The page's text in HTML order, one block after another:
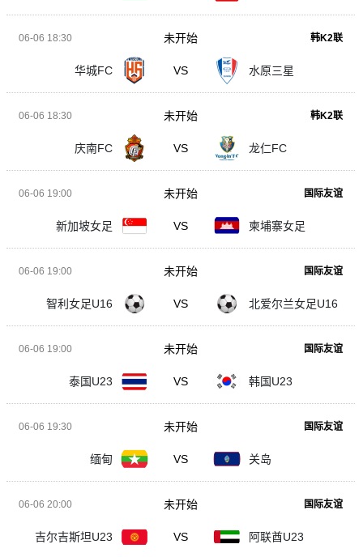
06-06 18:30 韩K2联
华城FC VS 水原三星
未开始
06-06 18:30 韩K2联
庆南FC VS 龙仁FC
未开始
06-06 19:00 国际友谊
新加坡女足 VS 柬埔寨女足
未开始
06-06 19:00 国际友谊
智利女足U16 VS 北爱尔兰女足U16
未开始
06-06 19:00 国际友谊
泰国U23 VS 韩国U23
未开始
06-06 19:30 国际友谊
缅甸 VS 关岛
未开始
06-06 20:00 国际友谊
吉尔吉斯坦U23 VS 阿联酋U23
未开始